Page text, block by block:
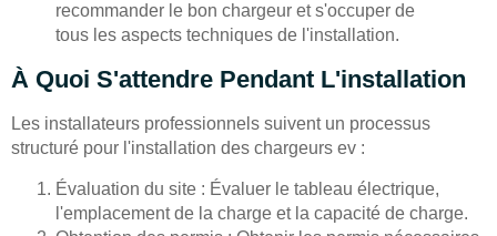
recommander le bon chargeur et s'occuper de
tous les aspects techniques de l'installation.
À Quoi S'attendre Pendant L'installation
Les installateurs professionnels suivent un processus
structuré pour l'installation des chargeurs ev :
Évaluation du site : Évaluer le tableau électrique,
l'emplacement de la charge et la capacité de charge.